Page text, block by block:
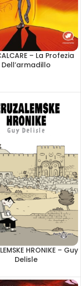
– La Profezia
Dell’armadillo
HRONIKE – Guy
Delisle